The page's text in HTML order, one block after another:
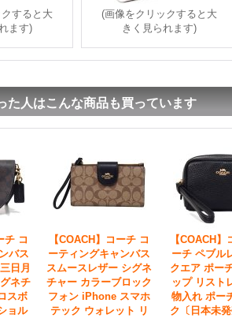
すると大
ます)
(画像をクリックすると大
きく見られます)
た人はこんな商品も買っています
チ コ
バス
日月
ネチ
スボ
ョル
【COACH】コーチ コ
ーティングキャンバス
スムースレザー シグネ
チャー カラーブロック
フォン iPhone スマホ
テック ウォレット リ
【COACH
ーチ ペブル
クエア ポー
ップ リスト
物入れ ポー
ク〔日本未発